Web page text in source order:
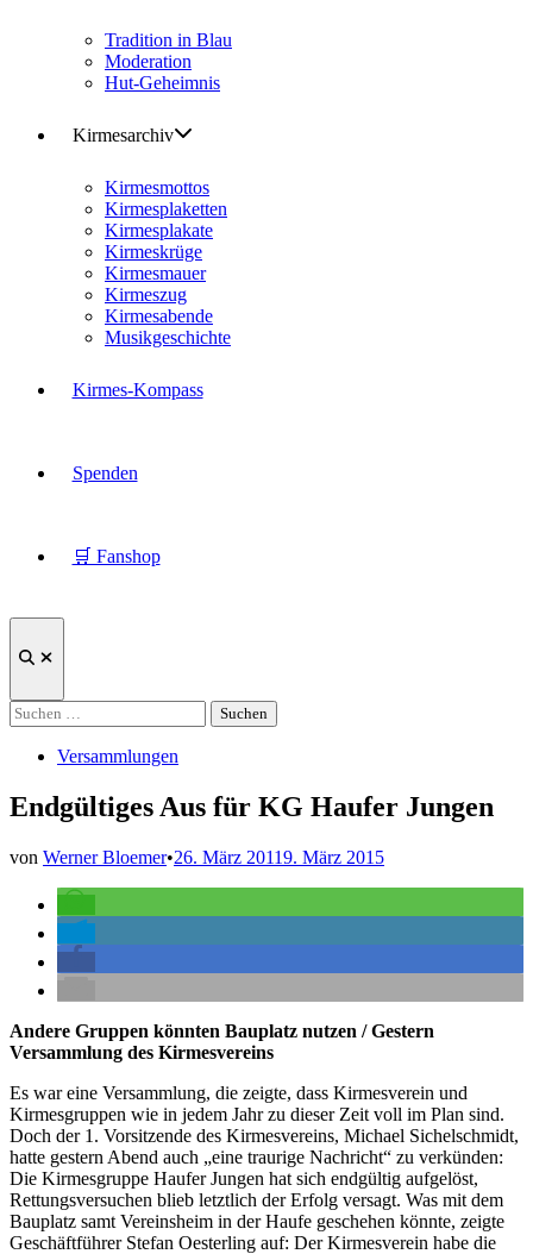
Tradition in Blau
Moderation
Hut-Geheimnis
Kirmesarchiv
Kirmesmottos
Kirmesplaketten
Kirmesplakate
Kirmeskrüge
Kirmesmauer
Kirmeszug
Kirmesabende
Musikgeschichte
Kirmes-Kompass
Spenden
🛒 Fanshop
Suche
Suchen
nach:
Veröffentlicht
Versammlungen
Endgültiges Aus für KG Haufer Jungen
von Werner Bloemer•26. März 20119. März 2015
Andere Gruppen könnten Bauplatz nutzen / Gestern
Versammlung des Kirmesvereins
Es war eine Versammlung, die zeigte, dass Kirmesverein und
Kirmesgruppen wie in jedem Jahr zu dieser Zeit voll im Plan sind.
Doch der 1. Vorsitzende des Kirmesvereins, Michael Sichelschmidt,
hatte gestern Abend auch „eine traurige Nachricht“ zu verkünden:
Die Kirmesgruppe Haufer Jungen hat sich endgültig aufgelöst,
Rettungsversuchen blieb letztlich der Erfolg versagt. Was mit dem
Bauplatz samt Vereinsheim in der Haufe geschehen könnte, zeigte
Geschäftführer Stefan Oesterling auf: Der Kirmesverein habe die